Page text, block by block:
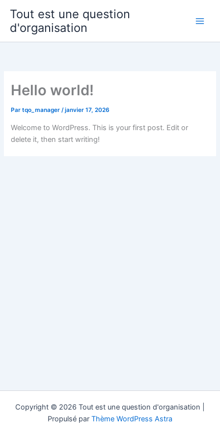
contenu
Tout est une question
d'organisation
Hello world!
Partqo_manager/janvier 17, 2026
Welcome to WordPress. This is your first post. Edit or
delete it, then start writing!
Copyright © 2026 Tout est une question d'organisation |
Propulsé par Thème WordPress Astra